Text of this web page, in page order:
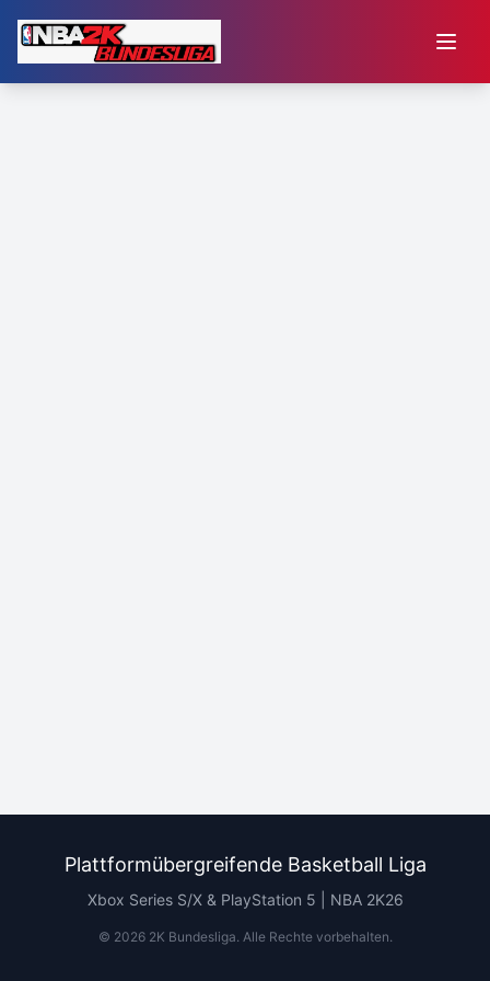
Plattformübergreifende Basketball Liga
Xbox Series S/X & PlayStation 5 | NBA 2K26
© 20262K Bundesliga. Alle Rechte vorbehalten.